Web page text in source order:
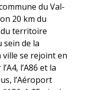
du Val-
20 km du
territoire
sein de la
ville se rejoint en
l’A86 et la
l’Aéroport